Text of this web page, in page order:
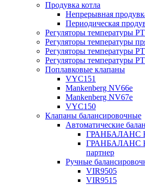
Продувка котла
Непрерывная
Периодическая
Регуляторы температуры
Регуляторы температуры
Регуляторы температуры
Регуляторы температуры
Поплавковые клапаны
VYC151
Mankenberg NV66e
Mankenberg NV67e
VYC150
Клапаны балансировочные
Автоматические
ГРАНБАЛАНС
ГРАНБАЛАНС
партнер
Ручные
VIR9505
VIR9515